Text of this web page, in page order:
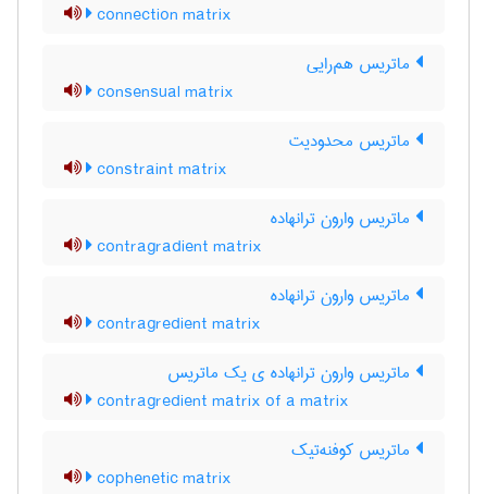
connection matrix
ماتریس هم‌رایی
consensual matrix
ماتریس محدودیت
constraint matrix
ماتریس وارون ترانهاده
contragradient matrix
ماتریس وارون ترانهاده
contragredient matrix
ماتریس وارون ترانهاده ی یک ماتریس
contragredient matrix of a matrix
ماتریس کوفنه‌تیک
cophenetic matrix